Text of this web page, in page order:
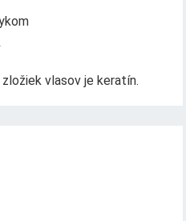
vlasov je keratín.